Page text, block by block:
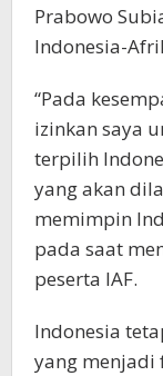
Prabowo
Indonesia-
“Pada
izinkan saya
terpilih
yang akan
memimpin
pada saat
peserta IAF.
Indonesia
yang menjadi